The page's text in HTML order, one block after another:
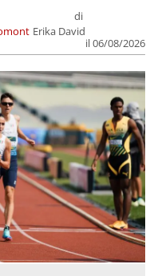
di
Erika David
il 06/08/2026